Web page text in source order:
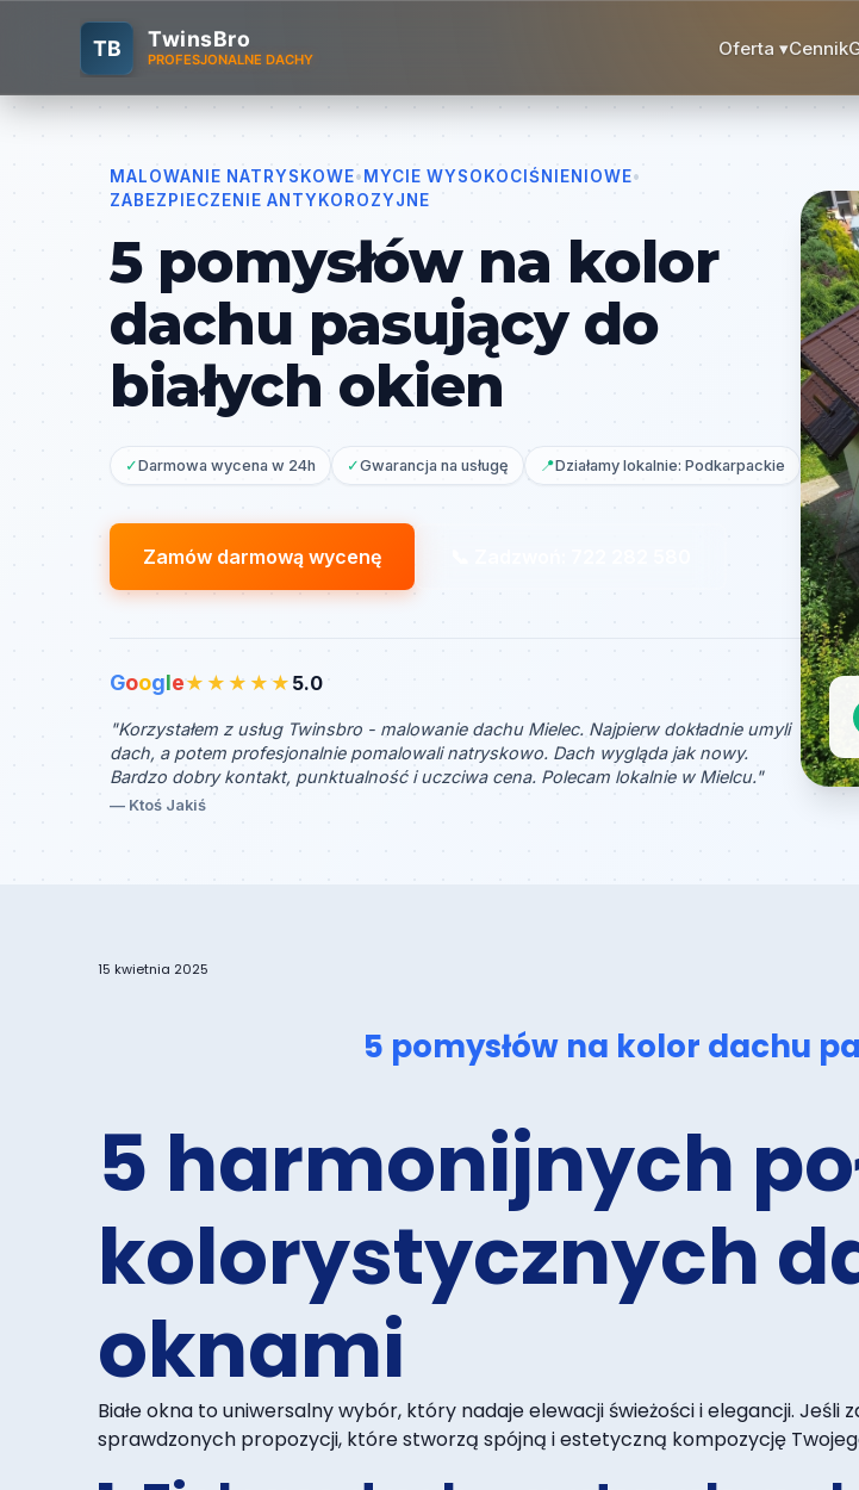
TB TwinsBro
PROFESJONALNE DACHY
Oferta ▾Cennik
MALOWANIE NATRYSKOWE• MYCIE WYSOKOCIŚNIENIOWE•
ZABEZPIECZENIE ANTYKOROZYJNE
5 pomysłów na kolor
dachu pasujący do
białych okien
✓Darmowa wycena w 24h ✓Gwarancja na usługę 📍Działamy lokalnie: Podkarpackie
Zamów darmową wycenę
Google★★★★★ 5.0
"Korzystałem z usług Twinsbro - malowanie dachu Mielec. Najpierw dokładnie umyli
dach, a potem profesjonalnie pomalowali natryskowo. Dach wygląda jak nowy.
Bardzo dobry kontakt, punktualność i uczciwa cena. Polecam lokalnie w Mielcu."
— Ktoś Jakiś
15 kwietnia 2025
5 pomysłów na kolor dachu
5 harmonijnych
kolorystycznych
oknami
Białe okna to uniwersalny wybór, który nadaje elewacji świeżości i elegancji.
sprawdzonych propozycji, które stworzą spójną i estetyczną kompozycję